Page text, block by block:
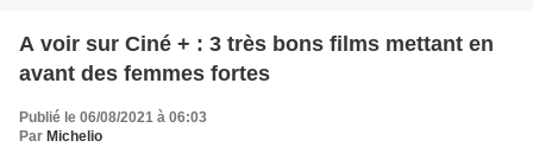
A voir sur Ciné + : 3 très bons films mettant en
avant des femmes fortes
Publié le 06/08/2021 à 06:03
Par Michelio